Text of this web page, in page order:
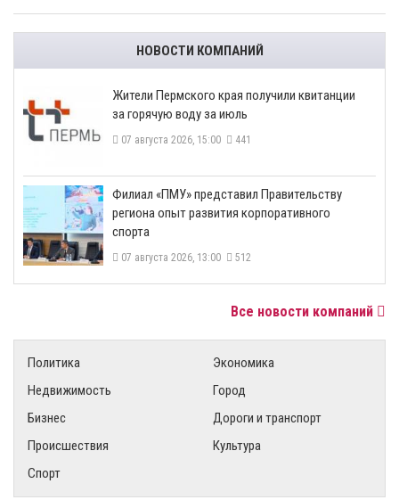
НОВОСТИ КОМПАНИЙ
​Жители Пермского края получили квитанции
за горячую воду за июль
07 августа 2026, 15:00 441
​Филиал «ПМУ» представил Правительству
региона опыт развития корпоративного
спорта
07 августа 2026, 13:00 512
Все новости компаний
Политика
Экономика
Недвижимость
Город
Бизнес
Дороги и транспорт
Происшествия
Культура
Спорт